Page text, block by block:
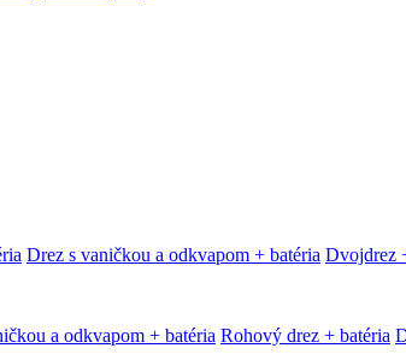
Drez s vaničkou a odkvapom + batéria Dvojdrez
a odkvapom + batéria Rohový drez + batéria